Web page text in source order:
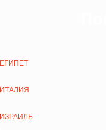
ЕГИПЕТ
ИТАЛИЯ
ИЗРАИЛЬ